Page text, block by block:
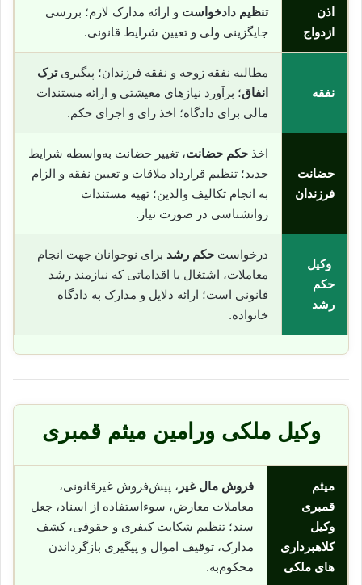
اذن
ازدواج
تنظیم دادخواست و ارائه مدارک لازم؛ بررسی
جایگزینی ولی و تعیین شرایط قانونی.
نفقه
مطالبه نفقه زوجه و نفقه فرزندان؛ پیگیریترک
انفاق؛ برآورد نیازهای معیشتی و ارائه مستندات
مالی برای دادگاه؛ اخذ رای و اجرای حکم.
حضانت
فرزندان
اخذ حکم حضانت، تغییر حضانت به‌واسطه شرایط
جدید؛ تنظیم قرارداد ملاقات و تعیین نفقه و الزام
به انجام تکالیف والدین؛ تهیه مستندات
روانشناسی در صورت نیاز.
وکیل
حکم
رشد
درخواست حکم رشد برای نوجوانان جهت انجام
معاملات، اشتغال یا اقداماتی که نیازمند رشد
قانونی است؛ ارائه دلایل و مدارک به دادگاه
خانواده.
وکیل ملکی ورامین میثم قمبری
میثم
قمبری
وکیل
کلاهبرداری
های ملکی
فروش مال غیر ، پیش‌فروش غیرقانونی،
معاملات معارض، سوء‌استفاده از اسناد، جعل
سند؛ تنظیم شکایت کیفری و حقوقی، کشف
مدارک، توقیف اموال و پیگیری بازگرداندن
محکوم‌به.